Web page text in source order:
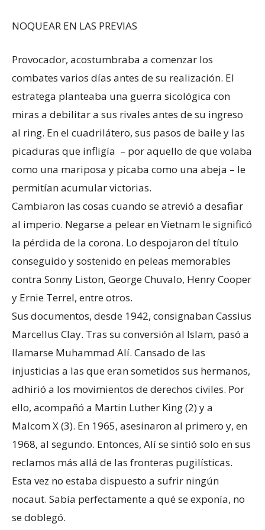
NOQUEAR EN LAS PREVIAS
Provocador, acostumbraba a comenzar los
combates varios días antes de su realización. El
estratega planteaba una guerra sicológica con
miras a debilitar a sus rivales antes de su ingreso
al ring. En el cuadrilátero, sus pasos de baile y las
picaduras que infligía – por aquello de que volaba
como una mariposa y picaba como una abeja – le
permitían acumular victorias.
Cambiaron las cosas cuando se atrevió a desafiar
al imperio. Negarse a pelear en Vietnam le significó
la pérdida de la corona. Lo despojaron del título
conseguido y sostenido en peleas memorables
contra Sonny Liston, George Chuvalo, Henry Cooper
y Ernie Terrel, entre otros.
Sus documentos, desde 1942, consignaban Cassius
Marcellus Clay. Tras su conversión al Islam, pasó a
llamarse Muhammad Alí. Cansado de las
injusticias a las que eran sometidos sus hermanos,
adhirió a los movimientos de derechos civiles. Por
ello, acompañó a Martin Luther King (2) y a
Malcom X (3). En 1965, asesinaron al primero y, en
1968, al segundo. Entonces, Alí se sintió solo en sus
reclamos más allá de las fronteras pugilísticas.
Esta vez no estaba dispuesto a sufrir ningún
nocaut. Sabía perfectamente a qué se exponía, no
se doblegó.